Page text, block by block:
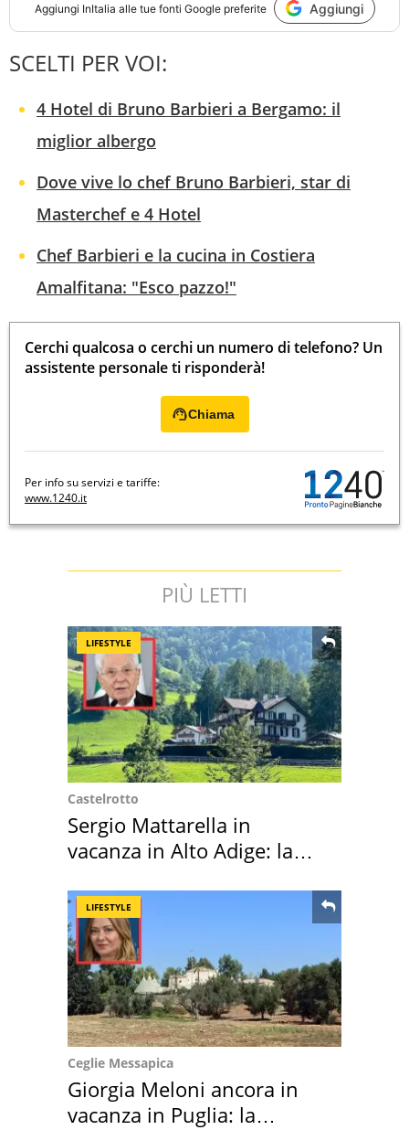
Aggiungi InItalia alle tue fonti Google preferite Aggiungi
SCELTI PER VOI:
4 Hotel di Bruno Barbieri a Bergamo: il
miglior albergo
Dove vive lo chef Bruno Barbieri, star di
Masterchef e 4 Hotel
Chef Barbieri e la cucina in Costiera
Amalfitana: "Esco pazzo!"
Cerchi qualcosa o cerchi un numero di telefono? Un
assistente personale ti risponderà!
Chiama
Per info su servizi e tariffe:
www.1240.it
PIÙ LETTI
LIFESTYLE
Castelrotto
Sergio Mattarella in
vacanza in Alto Adige: la
LIFESTYLE
Ceglie Messapica
Giorgia Meloni ancora in
vacanza in Puglia: la